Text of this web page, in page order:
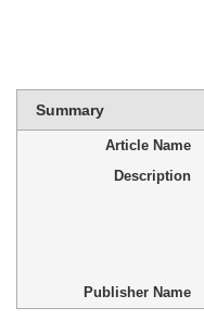
Summary
Article Name
Description
Publisher Name